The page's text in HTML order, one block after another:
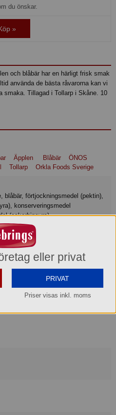
du önskar.
»
och blåbär har en härligt frisk smak
använda de bästa råvarorna kan vi
Tillagad i Tollarp i Skåne. 10
Äpplen Blåbär
ÖNOS
Tollarp Orkla Foods Sverige
konserveringsmedel
(askorbinsyra).
eller privat
PRIVAT
Priser visas inkl. moms